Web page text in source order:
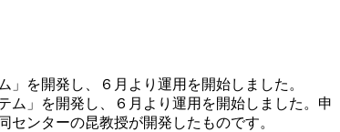
を開発し、６月より運用を開始しました。
」を開発し、６月より運用を開始しました。申
ンターの昆教授が開発したものです。